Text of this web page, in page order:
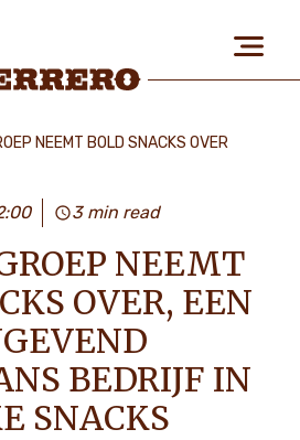
NEEMT BOLD SNACKS OVER
3 min read
NEEMT
OVER, EEN
BEDRIJF IN
SNACKS